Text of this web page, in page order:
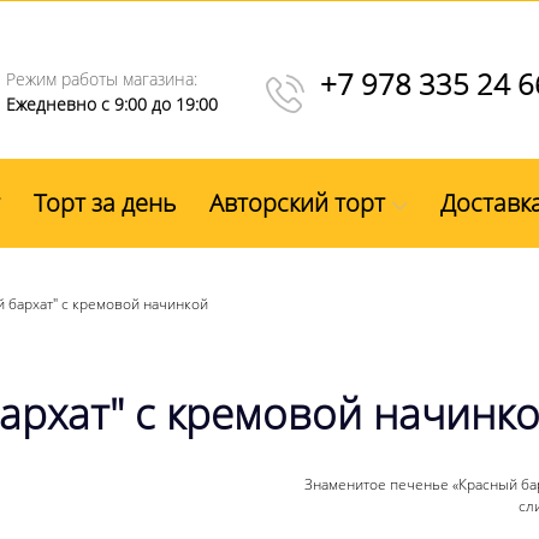
Режим работы магазина:
Ежедневно с 9:00 до 19:00
+7 978 335 24
Торт за день Авторский торт
с кремовой начинкой
с кремовой
Знаменитое печенье «Красный